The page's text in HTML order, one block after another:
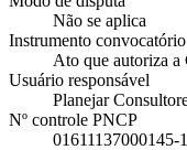
Não se aplica
Instrumento convocatório
Ato que autoriza a
Usuário responsável
Planejar
Nº controle PNCP
01611137000145-